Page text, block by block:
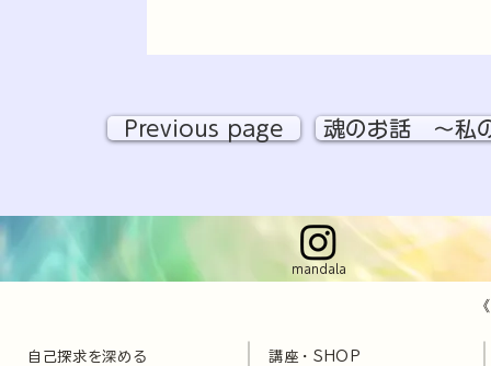
Previous page 魂のお話 ～私
mandala
自己探求を深める 講座・SHOP